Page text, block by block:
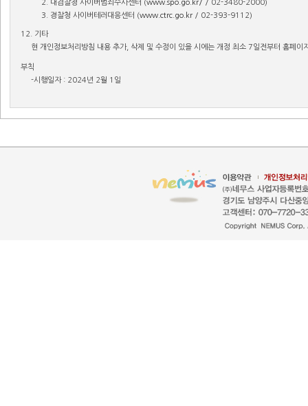
2. 대검찰청 사이버범죄수사센터 (www.spo.go.kr/ / 02-3480-2000)
3. 경찰청 사이버테러대응센터 (www.ctrc.go.kr / 02-393-9112)
12. 기타
현 개인정보처리방침 내용 추가, 삭제 및 수정이 있을 시에는 개정 최소 7일전부터 홈페이
부칙
-시행일자 : 2024년 2월 1일